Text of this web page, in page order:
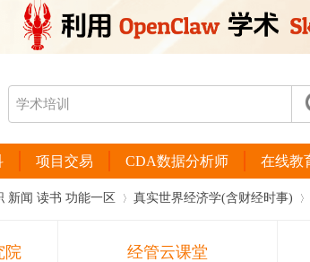
项目交易 CDA数据分析师 在线教
新闻 读书 功能一区 真实世界经济学(含财经时事)
院 经管云课堂